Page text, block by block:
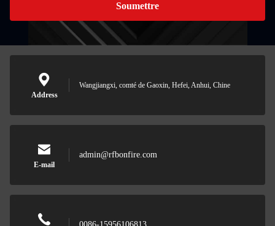
Soumettre
Address
Wangjiangxi, comté de Gaoxin, Hefei, Anhui, Chine
E-mail
admin@rfbonfire.com